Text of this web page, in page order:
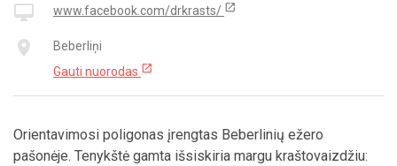
desktop_mac www.facebook.com/drkrasts/ open_in_new
place
Beberliņi
Gauti nuorodas open_in_new
Orientavimosi poligonas įrengtas Beberlinių ežero
pašonėje. Tenykštė gamta išsiskiria margu kraštovaizdžiu: